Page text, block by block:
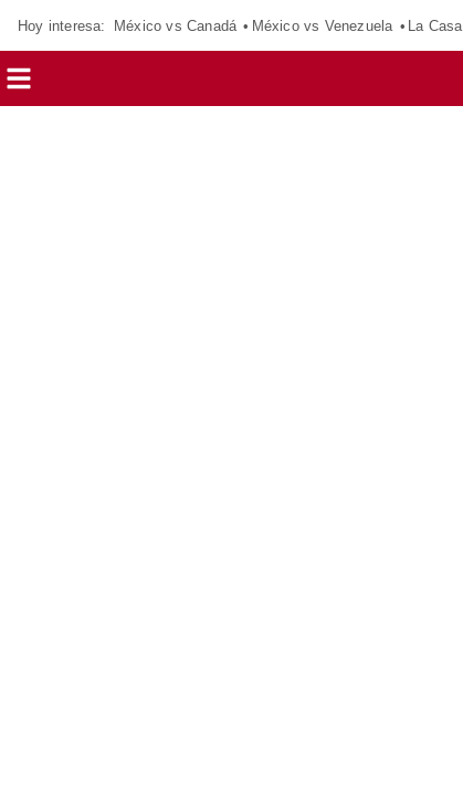
Hoy interesa: México vs Canadá México vs Venezuela La